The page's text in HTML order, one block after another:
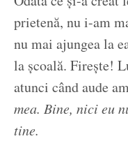
prietenă, nu i-am
nu mai ajungea la
la școală. Firește!
atunci când aude
mea. Bine, nici eu
tine.